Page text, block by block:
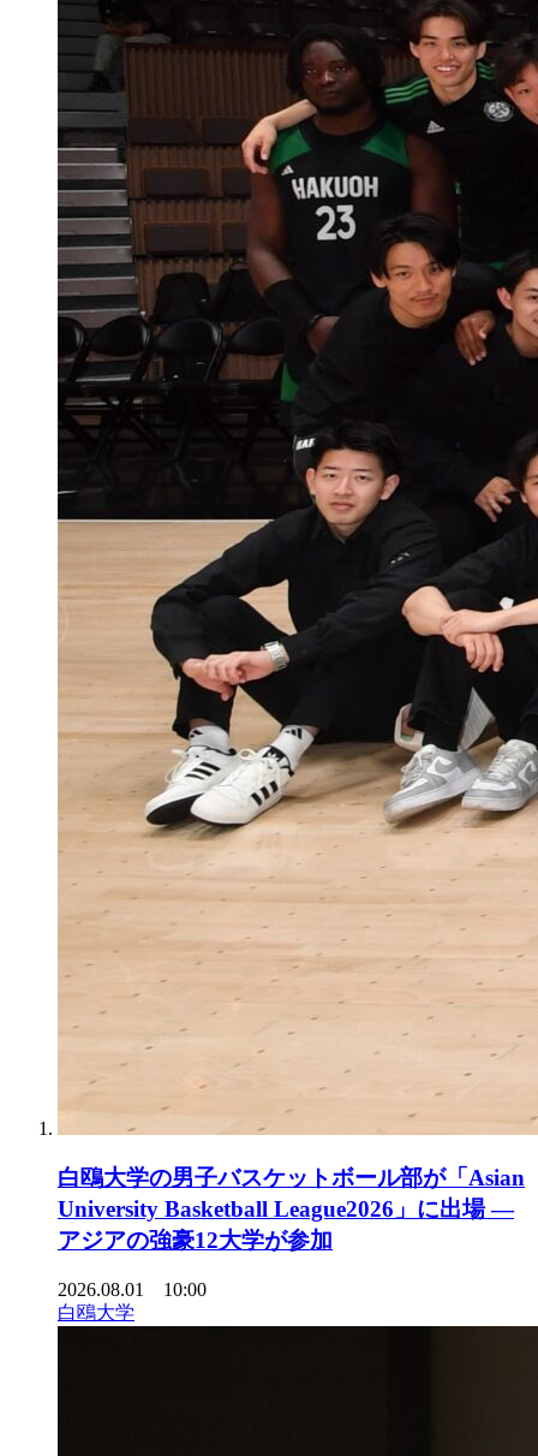
白鴎大学の男子バスケットボール部が「Asian
University Basketball League2026」に出場 ―
アジアの強豪12大学が参加
2026.08.01 10:00
白鴎大学